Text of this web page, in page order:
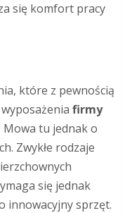
się komfort pracy
które z pewnością
firmy
tu jednak o
Zwykłe rodzaje
się jednak
innowacyjny sprzęt.